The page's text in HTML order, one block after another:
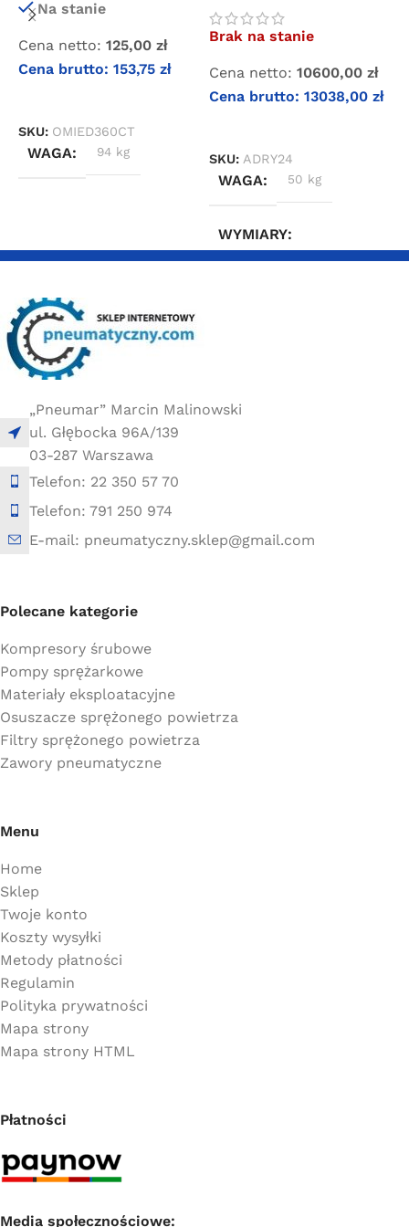
Na stanie
Cena netto: 125,00 zł
Cena brutto: 153,75 zł
SKU: OMIED360CT
WAGA 94 kg
DRY 24
Brak na stanie
Cena netto: 10600,00 zł
Cena brutto: 13038,00 zł
SKU: ADRY24
WAGA 50 kg
WYMIARY
„Pneumar” Marcin Malinowski
ul. Głębocka 96A/139
03-287 Warszawa
Telefon: 22 350 57 70
Telefon: 791 250 974
E-mail: pneumatyczny.sklep@gmail.com
Polecane kategorie
Kompresory śrubowe
Pompy sprężarkowe
Materiały eksploatacyjne
Osuszacze sprężonego powietrza
Filtry sprężonego powietrza
Zawory pneumatyczne
Menu
Home
Sklep
Twoje konto
Koszty wysyłki
Metody płatności
Regulamin
Polityka prywatności
Mapa strony
Mapa strony HTML
Płatności
Media społecznościowe: